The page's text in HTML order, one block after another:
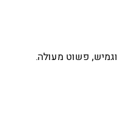
פשוט מעולה.